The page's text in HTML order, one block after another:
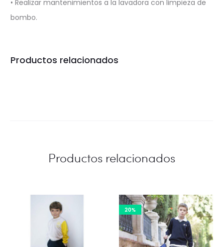
• Realizar mantenimientos a la lavadora con limpieza de
bombo.
Productos relacionados
Productos relacionados
20%